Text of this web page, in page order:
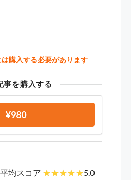
購入する必要があります
事を購入する
¥980
平均スコア 5.0